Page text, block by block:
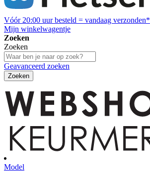
Vóór 20:00 uur besteld = vandaag verzonden*
Mijn winkelwagentje
Zoeken
Zoeken
Geavanceerd zoeken
Zoeken
Model